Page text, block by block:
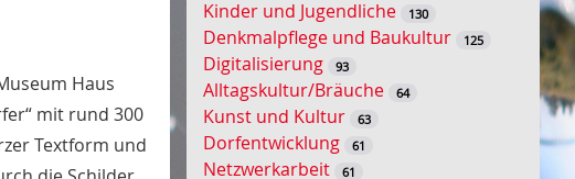
Haus
mit rund 300
Textform und
s
s
e
l
w
o
Kinder und Jugendliche 130
Denkmalpflege und Baukultur 125
Digitalisierung 93
Alltagskultur/Bräuche 64
Kunst und Kultur 63
Dorfentwicklung 61
Netzwerkarbeit 61